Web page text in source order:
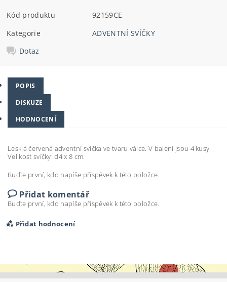
Kód produktu
92159CE
Kategorie
ADVENTNÍ SVÍČKY
Dotaz
POPIS
DISKUZE
HODNOCENÍ
Lesklá červená adventní svíčka ve tvaru válce. V balení jsou 4 kusy.
Velikost svíčky: d4 x 8 cm.
Buďte první, kdo napíše příspěvek k této položce.
Přidat komentář
Buďte první, kdo napíše příspěvek k této položce.
Přidat hodnocení